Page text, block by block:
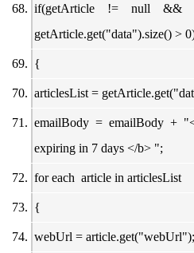
if(getArticle != null
getArticle.get("data").size() >
{
articlesList =
emailBody = emailBody +
expiring in 7 days </b> ";
for each article in articlesList
{
webUrl = article.get("webUrl");